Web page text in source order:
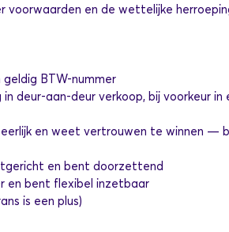
voorwaarden en de wettelijke
BTW-nummer
deur-aan-deur verkoop, bij voorkeur
en weet vertrouwen te winnen —
en bent doorzettend
en bent flexibel inzetbaar
is een plus)